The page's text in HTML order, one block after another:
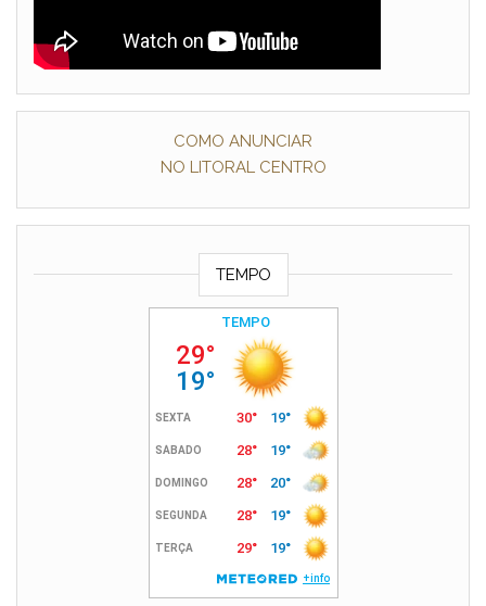
COMO ANUNCIAR
NO LITORAL CENTRO
TEMPO